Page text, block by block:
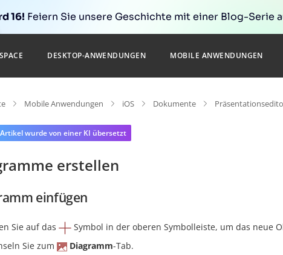
16! Feiern Sie unsere Geschichte mit einer Blog-Serie
DESKTOP-ANWENDUNGEN MOBILE ANWENDUNGEN
Mobile Anwendungen iOS Dokumente
wurde von einer KI übersetzt
erstellen
einfügen
Sie auf das
Symbol in der oberen Symbolleiste, um das neue
Sie zum
Diagramm-Tab.